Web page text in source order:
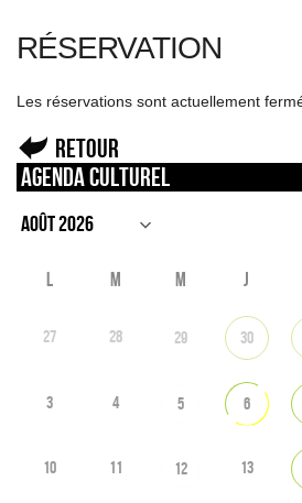
RÉSERVATION
Les réservations sont actuellement
Retour
Agenda culturel
L M M J
27 28 29 30
3 4 5 6
10 11 12 13